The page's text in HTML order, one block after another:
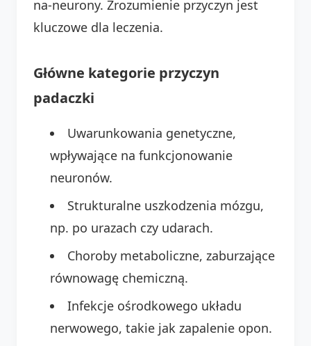
na-neurony. Zrozumienie przyczyn jest
kluczowe dla leczenia.
Główne kategorie przyczyn
padaczki
Uwarunkowania genetyczne,
wpływające na funkcjonowanie
neuronów.
Strukturalne uszkodzenia mózgu,
np. po urazach czy udarach.
Choroby metaboliczne, zaburzające
równowagę chemiczną.
Infekcje ośrodkowego układu
nerwowego, takie jak zapalenie opon.